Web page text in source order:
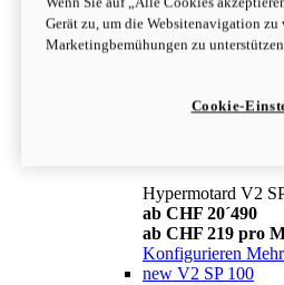
Konfigurieren
newV2
ab CHF 169 pro
Hypermotard V2
ab CHF 20´490
ab CHF 219 pro
Konfigurieren
new V2 SP 100
Gerät zu, um die Websitenavigation zu
Marketingbemühungen zu unterstützen.
Cookie-